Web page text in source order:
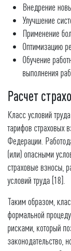
Внедрение
Улучшение
Применение
Оптимизацию
Обучение
выполнения
Расчет
Класс условий
тарифов страховых
Федерации.
(или) опасными
страховые взносы,
условий труда [18].
Таким образом,
формальной
рисками, который
законодательство,